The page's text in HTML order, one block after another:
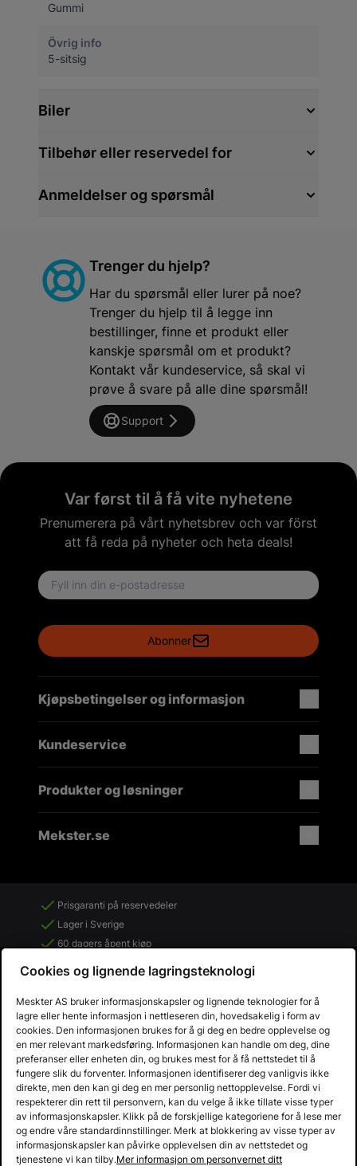
Gummi
Övrig info
5-sitsig
Biler
Tilbehør eller reservedel for
Anmeldelser og spørsmål
Trenger du hjelp?
Har du spørsmål eller lurer på noe?
Trenger du hjelp til å legge inn
bestillinger, finne et produkt eller
kanskje spørsmål om et produkt?
Kontakt vår kundeservice, så skal vi
prøve å svare på alle dine spørsmål!
Support
Var først til å få vite nyhetene
Prenumerera på vårt nyhetsbrev och var först
att få reda på nyheter och heta deals!
Email address
Abonner
Kjøpsbetingelser og informasjon
Kundeservice
Produkter og løsninger
Mekster.se
Prisgaranti på reservedeler
Lager i Sverige
60 dagers åpent kjøp
Gratis returer
Copyright © 2013 - 2026 Mekster.no
Cookies og lignende lagringsteknologi
Meskter AS bruker informasjonskapsler og lignende teknologier for å
lagre eller hente informasjon i nettleseren din, hovedsakelig i form av
cookies. Den informasjonen brukes for å gi deg en bedre opplevelse og
en mer relevant markedsføring. Informasjonen kan handle om deg, dine
preferanser eller enheten din, og brukes mest for å få nettstedet til å
fungere slik du forventer. Informasjonen identifiserer deg vanligvis ikke
direkte, men den kan gi deg en mer personlig nettopplevelse. Fordi vi
respekterer din rett til personvern, kan du velge å ikke tillate visse typer
av informasjonskapsler. Klikk på de forskjellige kategoriene for å lese mer
og endre våre standardinnstillinger. Merk at blokkering av visse typer av
informasjonskapsler kan påvirke opplevelsen din av nettstedet og
tjenestene vi kan tilby.Mer informasjon om personvernet ditt